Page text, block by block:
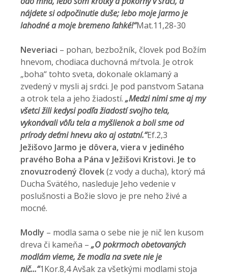
nájdete si odpočinutie duše;lebo moje jarmo je
lahodné a moje bremeno ľahké!“Mat.11,28-30
Neveriaci – pohan, bezbožník, človek pod Božím
hnevom, chodiaca duchovná mŕtvola. Je otrok
„boha“ tohto sveta, dokonale oklamaný a
zvedený v mysli aj srdci. Je pod panstvom Satana
a otrok tela a jeho žiadostí. „Medzi nimi sme aj my
všetci žili kedysi podľa žiadostí svojho tela,
vykonávali vôľu tela a myšlienok a boli sme od
prírody deťmi hnevu ako aj ostatní.“Ef.2,3
Ježišovo Jarmo je dôvera, viera v jediného
pravého Boha a Pána v Ježišovi Kristovi. Je to
znovuzrodený človek(z vody a ducha), ktorý má
Ducha Svätého, nasleduje Jeho vedenie v
poslušnosti a Božie slovo je pre neho živé a
mocné.
Modly – modla sama o sebe nie je nič len kusom
dreva či kameňa – „O pokrmoch obetovaných
modlám vieme, že modla na svete nie je
nič...“1Kor.8,4 Avšak za všetkými modlami stoja